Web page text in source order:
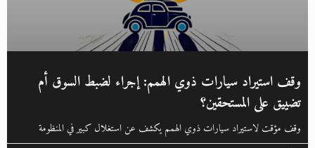
وقف استيراد سيارات ذوي الهمم: إجراء لضبط السوق أم
تضييق على المستحقين؟
وقف مؤقت لاستيراد سيارات ذوي الهمم يكشف عن استغلال كبير في المنظومة